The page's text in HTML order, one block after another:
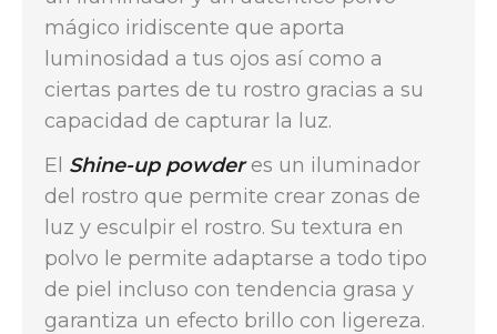
mágico iridiscente que aporta
luminosidad a tus ojos así como a
ciertas partes de tu rostro gracias a su
capacidad de capturar la luz.
El Shine-up powderes un iluminador
del rostro que permite crear zonas de
luz y esculpir el rostro. Su textura en
polvo le permite adaptarse a todo tipo
de piel incluso con tendencia grasa y
garantiza un efecto brillo con ligereza.